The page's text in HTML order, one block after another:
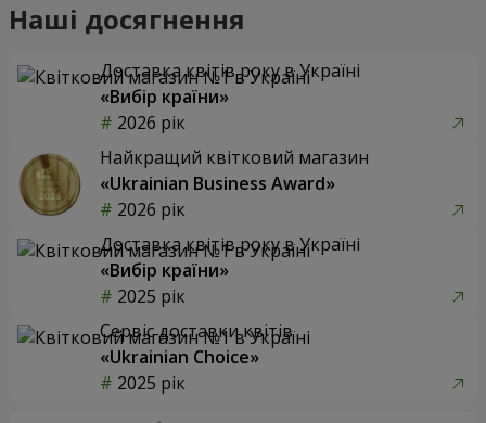
Наші досягнення
Доставка квітів року в Україні
«Вибір країни»
2026 рік
Найкращий квітковий магазин
«Ukrainian Business Award»
2026 рік
Доставка квітів року в Україні
«Вибір країни»
2025 рік
Сервіс доставки квітів
«Ukrainian Choice»
2025 рік